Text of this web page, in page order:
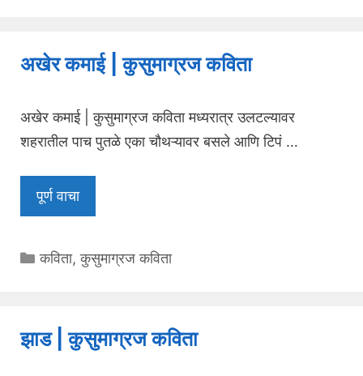
अखेर कमाई | कुसुमाग्रज कविता
अखेर कमाई | कुसुमाग्रज कविता मध्यरात्र उलटल्यावर
शहरातील पाच पुतळे एका चौथऱ्यावर बसले आणि टिपं …
पूर्ण वाचा
Categories
कविता,कुसुमाग्रज कविता
झाड | कुसुमाग्रज कविता